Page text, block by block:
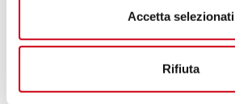
Accetta selezionati
Rifiuta